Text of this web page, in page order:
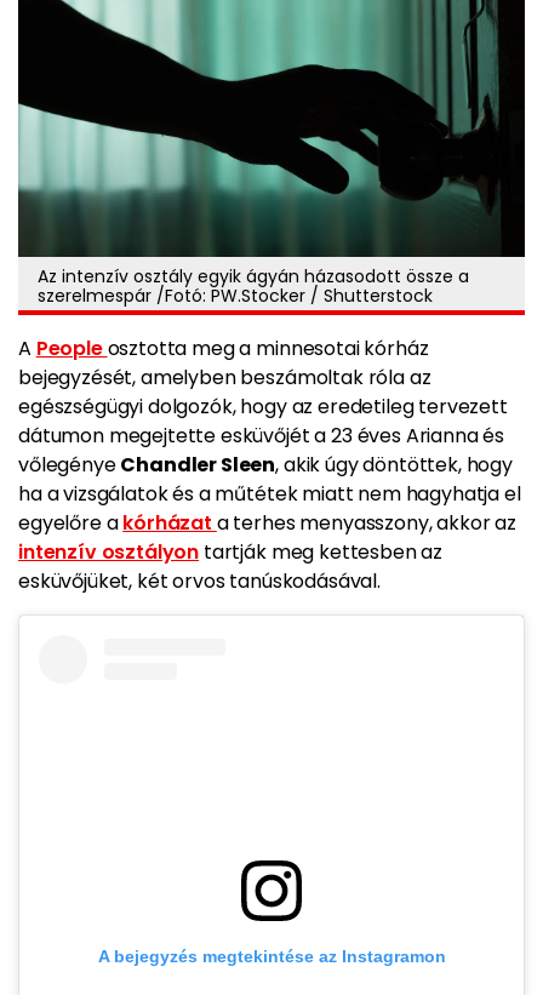
Az intenzív osztály egyik ágyán házasodott össze a
szerelmespár /Fotó: PW.Stocker / Shutterstock
A Peopleosztotta meg a minnesotai kórház
bejegyzését, amelyben beszámoltak róla az
egészségügyi dolgozók, hogy az eredetileg tervezett
dátumon megejtette esküvőjét a 23 éves Arianna és
vőlegényeChandler Sleen, akik úgy döntöttek, hogy
ha a vizsgálatok és a műtétek miatt nem hagyhatja el
egyelőre akórházat a terhes menyasszony, akkor az
intenzív osztályon tartják meg kettesben az
esküvőjüket, két orvos tanúskodásával.
A bejegyzés megtekintése az Instagramon